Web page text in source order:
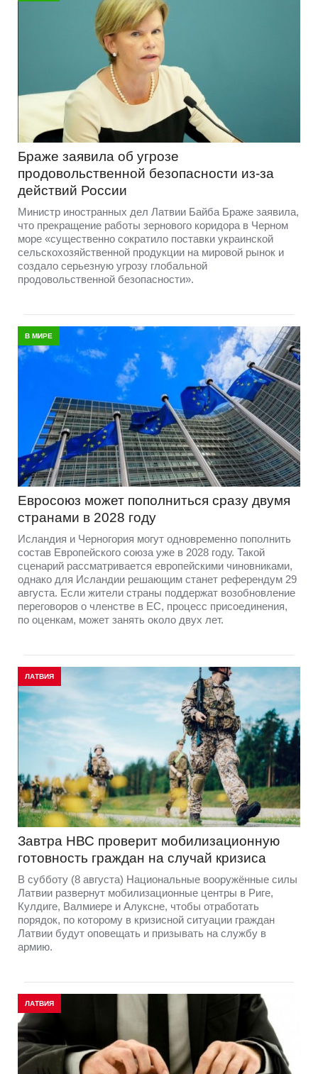
Браже заявила об угрозе
продовольственной безопасности из-за
действий России
Министр иностранных дел Латвии Байба Браже заявила,
что прекращение работы зернового коридора в Черном
море «существенно сократило поставки украинской
сельскохозяйственной продукции на мировой рынок и
создало серьезную угрозу глобальной
продовольственной безопасности».
В МИРЕ
Евросоюз может пополниться сразу двумя
странами в 2028 году
Исландия и Черногория могут одновременно пополнить
состав Европейского союза уже в 2028 году. Такой
сценарий рассматривается европейскими чиновниками,
однако для Исландии решающим станет референдум 29
августа. Если жители страны поддержат возобновление
переговоров о членстве в ЕС, процесс присоединения,
по оценкам, может занять около двух лет.
ЛАТВИЯ
Завтра НВС проверит мобилизационную
готовность граждан на случай кризиса
В субботу (8 августа) Национальные вооружённые силы
Латвии развернут мобилизационные центры в Риге,
Кулдиге, Валмиере и Алуксне, чтобы отработать
порядок, по которому в кризисной ситуации граждан
Латвии будут оповещать и призывать на службу в
армию.
ЛАТВИЯ